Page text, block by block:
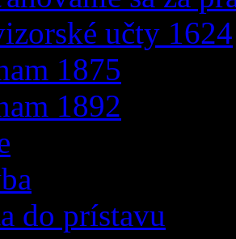
učty 1624
1875
1892
do prístavu